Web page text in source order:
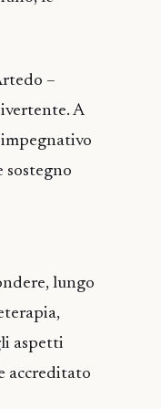
–
A
impegnativo
sostegno
lungo
aspetti
accreditato